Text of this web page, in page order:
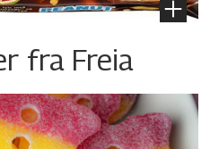
fra Freia